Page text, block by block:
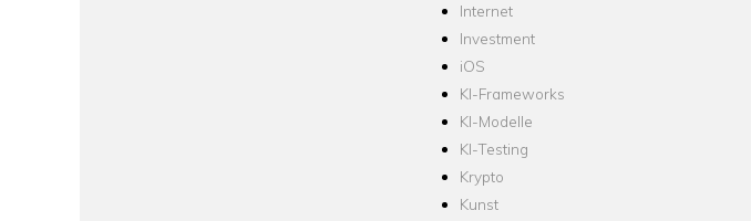
Internet
Investment
iOS
KI-Frameworks
KI-Modelle
KI-Testing
Krypto
Kunst